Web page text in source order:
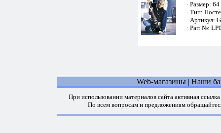
· Размер: 64
· Тип:
· Артикул:
· Part №:
Web-магазины | Наши
При использовании материалов сайта активная
По всем вопросам и предложениям